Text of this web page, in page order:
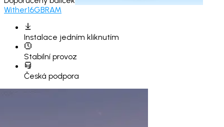
Wither16GBRAM
Instalace jedním kliknutím
Stabilní provoz
Česká podpora